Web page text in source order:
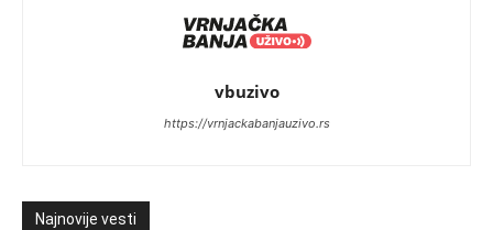
vbuzivo
https://vrnjackabanjauzivo.rs
Najnovije vesti